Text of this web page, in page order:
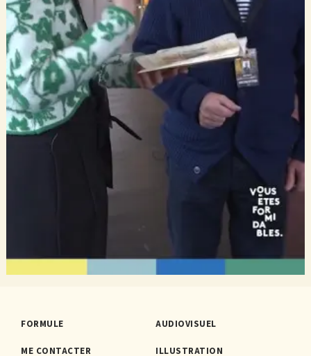
FORMULE
ME CONTACTER
AUDIOVISUEL
ILLUSTRATION